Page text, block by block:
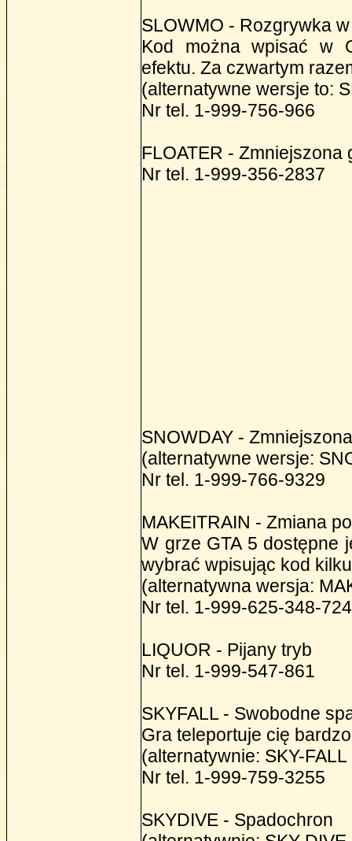
SLOWMO - Rozgrywka
Kod można wpisać w
efektu. Za czwartym
(alternatywne wersje to:
Nr tel. 1-999-756-966
FLOATER - Zmniejszona
Nr tel. 1-999-356-2837
SNOWDAY -
(alternatywne wersje:
Nr tel. 1-999-766-9329
MAKEITRAIN - Zmiana
W grze GTA 5 dostępne
wybrać wpisując kod
(alternatywna wersja:
Nr tel. 1-999-625-348-
LIQUOR - Pijany tryb
Nr tel. 1-999-547-861
SKYFALL - Swobodne
Gra teleportuje cię
(alternatywnie: SKY-
Nr tel. 1-999-759-3255
SKYDIVE - Spadochron